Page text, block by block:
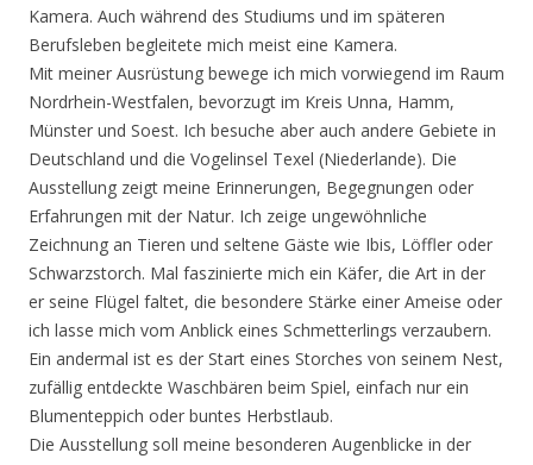
Kamera. Auch während des Studiums und im späteren
Berufsleben begleitete mich meist eine Kamera.
Mit meiner Ausrüstung bewege ich mich vorwiegend im Raum
Nordrhein-Westfalen, bevorzugt im Kreis Unna, Hamm,
Münster und Soest. Ich besuche aber auch andere Gebiete in
Deutschland und die Vogelinsel Texel (Niederlande). Die
Ausstellung zeigt meine Erinnerungen, Begegnungen oder
Erfahrungen mit der Natur. Ich zeige ungewöhnliche
Zeichnung an Tieren und seltene Gäste wie Ibis, Löffler oder
Schwarzstorch. Mal faszinierte mich ein Käfer, die Art in der
er seine Flügel faltet, die besondere Stärke einer Ameise oder
ich lasse mich vom Anblick eines Schmetterlings verzaubern.
Ein andermal ist es der Start eines Storches von seinem Nest,
zufällig entdeckte Waschbären beim Spiel, einfach nur ein
Blumenteppich oder buntes Herbstlaub.
Die Ausstellung soll meine besonderen Augenblicke in der